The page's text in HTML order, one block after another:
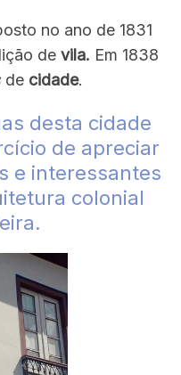
no ano de 1831
de vila. Em 1838
de cidade.
desta cidade
de apreciar
e interessantes
colonial